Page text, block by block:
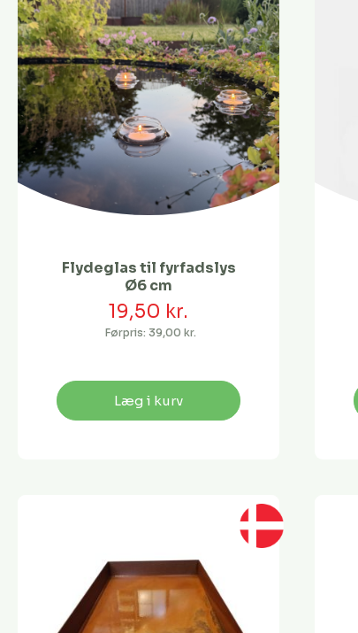
Flydeglas til fyrfadslys
Ø6 cm
19,50 kr.
Førpris: 39,00 kr.
Læg i kurv